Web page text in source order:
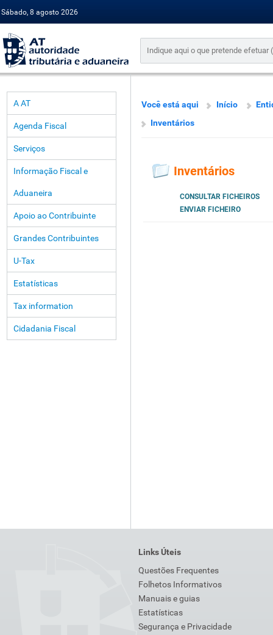
Sábado, 8 agosto 2026
A AT
Agenda Fiscal
Serviços
Informação Fiscal e
Aduaneira
Apoio ao Contribuinte
Grandes Contribuintes
U-Tax
Estatísticas
Tax information
Cidadania Fiscal
Você está aqui Início
Inventários
Inventários
CONSULTAR FICHEIROS
ENVIAR FICHEIRO
Links Úteis
Questões Frequentes
Folhetos Informativos
Manuais e guias
Estatísticas
Segurança e Privacidade